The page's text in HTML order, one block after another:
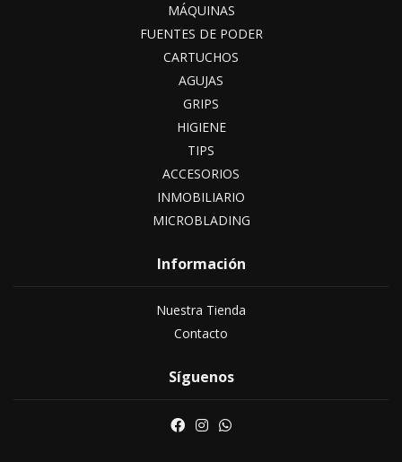
MÁQUINAS
FUENTES DE PODER
CARTUCHOS
AGUJAS
GRIPS
HIGIENE
TIPS
ACCESORIOS
INMOBILIARIO
MICROBLADING
Información
Nuestra Tienda
Contacto
Síguenos